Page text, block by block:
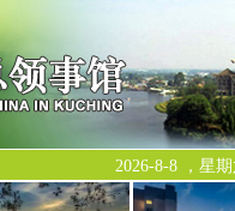
2026-8-8 ，星